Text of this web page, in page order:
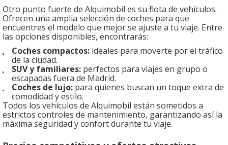
Otro punto fuerte de Alquimobil es su flota de vehículos.
Ofrecen una amplia selección de coches para que
encuentres el modelo que mejor se ajuste a tu viaje. Entre
las opciones disponibles, encontrarás:
Coches compactos: ideales para moverte por el tráfico
de la ciudad.
SUV y familiares: perfectos para viajes en grupo o
escapadas fuera de Madrid.
Coches de lujo: para quienes buscan un toque extra de
comodidad y estilo.
Todos los vehículos de Alquimobil están sometidos a
estrictos controles de mantenimiento, garantizando así la
máxima seguridad y confort durante tu viaje.